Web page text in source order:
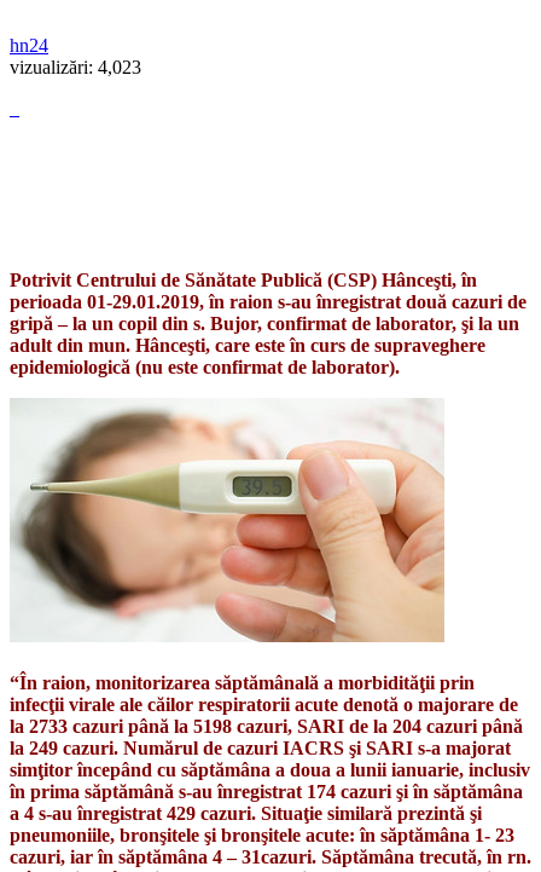
hn24
vizualizări: 4,023
Potrivit Centrului de Sănătate Publică (CSP) Hânceşti, în
perioada 01-29.01.2019, în raion s-au înregistrat două cazuri de
gripă – la un copil din s. Bujor, confirmat de laborator, şi la un
adult din mun. Hânceşti, care este în curs de supraveghere
epidemiologică (nu este confirmat de laborator).
“În raion, monitorizarea săptămânală a morbidităţii prin
infecţii virale ale căilor respiratorii acute denotă o majorare de
la 2733 cazuri până la 5198 cazuri, SARI de la 204 cazuri până
la 249 cazuri. Numărul de cazuri IACRS şi SARI s-a majorat
simţitor începând cu săptămâna a doua a lunii ianuarie, inclusiv
în prima săptămână s-au înregistrat 174 cazuri şi în săptămâna
a 4 s-au înregistrat 429 cazuri. Situaţie similară prezintă şi
pneumoniile, bronşitele şi bronşitele acute: în săptămâna 1- 23
cazuri, iar în săptămâna 4 – 31cazuri. Săptămâna trecută, în rn.